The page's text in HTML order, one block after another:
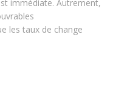
immédiate. Autrement,
les taux de change